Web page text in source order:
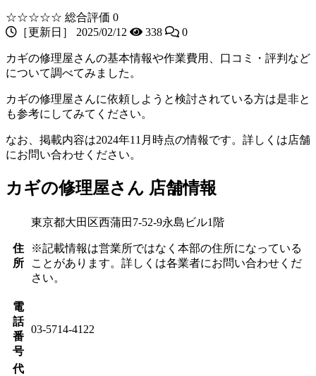
☆☆☆☆☆ 総合評価 0
［更新日］ 2025/02/12
338 0
カギの修理屋さんの基本情報や作業費用、口コミ・評判など
について調べてみました。
カギの修理屋さんに依頼しようと検討されている方は是非と
も参考にしてみてください。
なお、掲載内容は2024年11月時点の情報です。詳しくは店舗
にお問い合わせください。
カギの修理屋さん 店舗情報
住
所
東京都大田区西蒲田7-52-9永島ビル1階
※記載情報は営業所ではなく本部の住所になっている
ことがあります。詳しくは各業者にお問い合わせくだ
さい。
電
話
番
号
03-5714-4122
代